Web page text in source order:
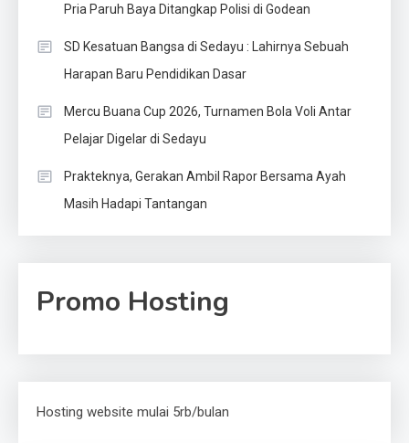
Pria Paruh Baya Ditangkap Polisi di Godean
SD Kesatuan Bangsa di Sedayu : Lahirnya Sebuah
Harapan Baru Pendidikan Dasar
Mercu Buana Cup 2026, Turnamen Bola Voli Antar
Pelajar Digelar di Sedayu
Prakteknya, Gerakan Ambil Rapor Bersama Ayah
Masih Hadapi Tantangan
Promo Hosting
Hosting website mulai 5rb/bulan